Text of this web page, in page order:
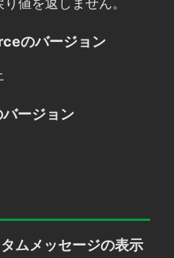
のバージョン
ージョン
ムメッセージの表示